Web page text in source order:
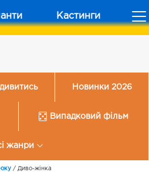
Кастинги
Новинки 2026
Випадковий фільм
жанри
/ Диво-жінка